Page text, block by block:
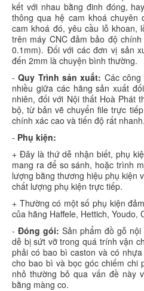
kết với nhau bằng đinh đóng,
thông qua hệ cam khoá
cam khoá đó, yêu cầu lỗ khoan,
trên máy CNC đảm bảo độ
0.1mm). Đối với các đơn vị sản
đến 2mm là chuyện bình thường.
-Quy Trình sản xuất: Các
nhiều giữa các hãng sản xuất
nhiên, đối với Nội thất Hoà Phát
bộ, từ bản vẽ chuyển file trực
chính xác cao và tiến độ rất nhanh.
- Phụ kiện:
+ Đây là thứ dễ nhận biết, phụ
mang ra để so sánh, hoặc trình
lượng bằng thương hiệu phụ kiện
chất lượng phụ kiện trực tiếp.
+ Thường có một số phụ kiện
của hãng Haffele, Hettich, Youdo,
- Đóng gói: Sản phẩm đồ gỗ
dễ bị sứt vỡ trong quá trính vận
phải có bao bì caston và có
cho bao bì và bọc góc chiếm chi
nhỏ thường bỏ qua vấn đề này
bằng màng co.